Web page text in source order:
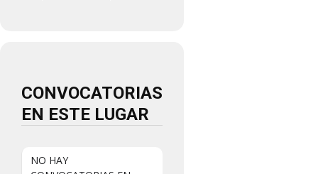
CONVOCATORIAS
EN ESTE LUGAR
NO HAY